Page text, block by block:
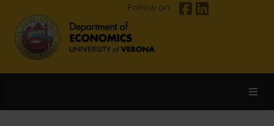
Follow on